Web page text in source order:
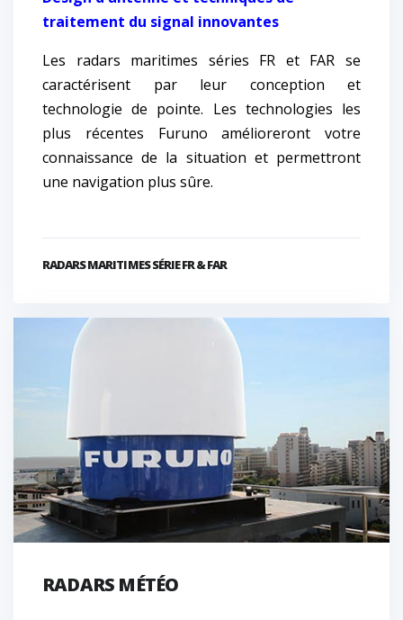
traitement du signal innovantes
Les radars maritimes séries FR et FAR se
caractérisent par leur conception et
technologie de pointe. Les technologies les
plus récentes Furuno amélioreront votre
connaissance de la situation et permettront
une navigation plus sûre.
RADARS MARITIMES SÉRIE FR & FAR
RADARS MÉTÉO